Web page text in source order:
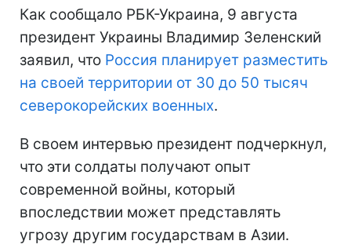
Как сообщало РБК-Украина, 9 августа
президент Украины Владимир Зеленский
заявил, что Россия планирует разместить
на своей территории от 30 до 50 тысяч
северокорейских военных.
В своем интервью президент подчеркнул,
что эти солдаты получают опыт
современной войны, который
впоследствии может представлять
угрозу другим государствам в Азии.